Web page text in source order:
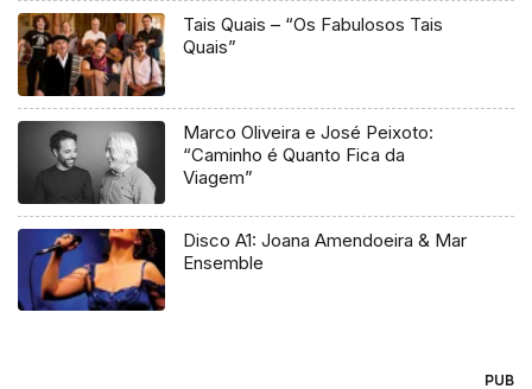
Tais Quais – “Os Fabulosos Tais
Quais”
Marco Oliveira e José Peixoto:
“Caminho é Quanto Fica da
Viagem”
Disco A1: Joana Amendoeira & Mar
Ensemble
PUB